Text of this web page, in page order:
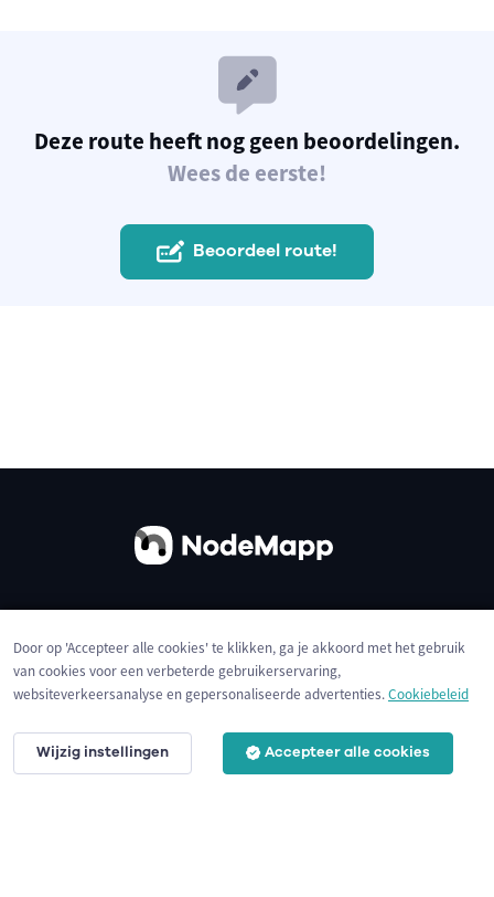
Deze route heeft nog geen beoordelingen.
Wees de eerste!
Beoordeel route!
Privacybeleid Cookies
Door op 'Accepteer alle cookies' te klikken, ga je akkoord met het gebruik
van cookies voor een verbeterde gebruikerservaring,
websiteverkeersanalyse en gepersonaliseerde advertenties.Cookiebeleid
Wijzig instellingen Accepteer alle cookies